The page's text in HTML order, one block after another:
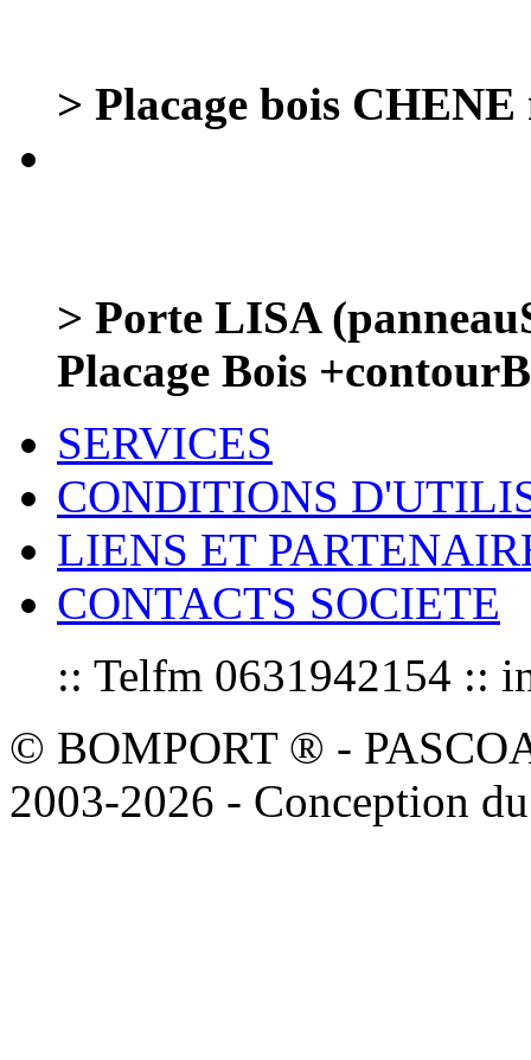
> Placage bois
> Porte LISA
Placage Bois
SERVICES
CONDITIONS
LIENS ET
CONTACTS SOCIETE
:: Telfm 0631942154 ::
© BOMPORT ® -
2003-2026 - Conception